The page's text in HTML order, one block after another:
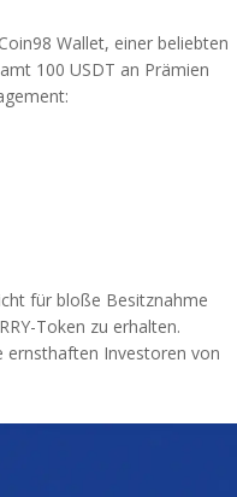
Coin98 Wallet, einer beliebten
100 USDT an Prämien
für bloße Besitznahme
Token zu erhalten.
ernsthaften Investoren von